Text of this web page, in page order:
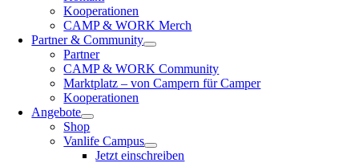
Kooperationen
CAMP & WORK Merch
Partner & Community
Partner
CAMP & WORK Community
Marktplatz – von Campern für Camper
Kooperationen
Angebote
Shop
Vanlife Campus
Jetzt einschreiben